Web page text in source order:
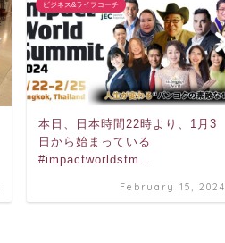
ビジネス&ライフコーチ
本日、日本時間22時より、1月3
日から始まっている
#impactworldstm...
February 15, 2024